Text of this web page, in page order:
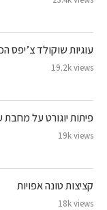
עוגיות שוקולד צ’יפס
19.2k views
פיתות יוגורט על
19k views
קציצות טונה אפויות
18k views